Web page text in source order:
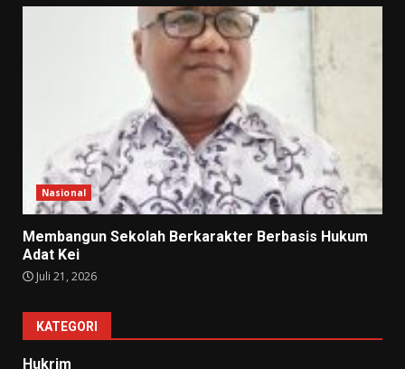
Nasional
Membangun Sekolah Berkarakter Berbasis Hukum
Adat Kei
Juli 21, 2026
KATEGORI
Hukrim